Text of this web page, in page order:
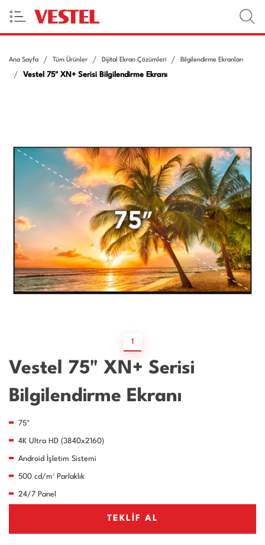
Ana Sayfa Tüm Ürünler Dijital Ekran Çözümleri Bilgilendirme Ekranları
Vestel 75" XN+ Serisi Bilgilendirme Ekranı
1
Vestel 75" XN+ Serisi
Bilgilendirme Ekranı
75"
4K Ultra HD (3840x2160)
Android İşletim Sistemi
500 cd/m² Parlaklık
24/7 Panel
TEKLİF AL